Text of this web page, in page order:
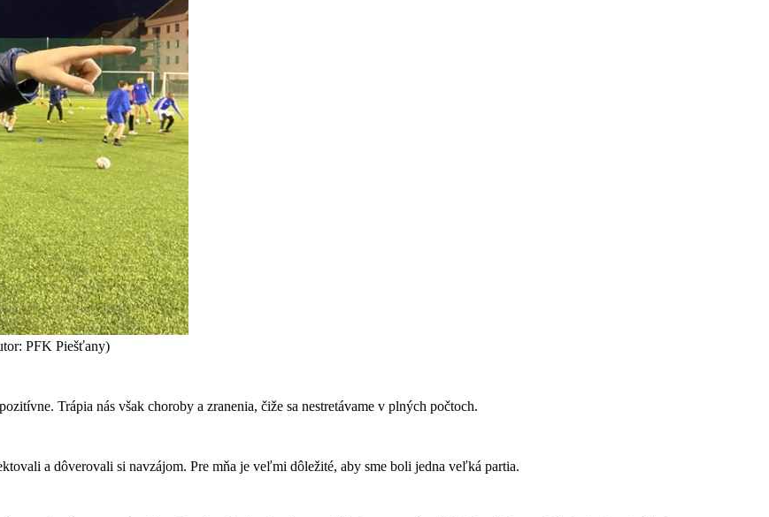
PFK Piešťany)
Trápia nás však choroby a zranenia, čiže sa nestretávame v plných počtoch.
a dôverovali si navzájom. Pre mňa je veľmi dôležité, aby sme boli jedna veľká partia.